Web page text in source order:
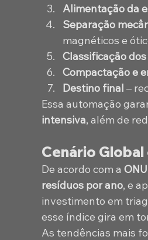
Alimentação da
Separação
magnéticos e
Classificação
Compactação e
Destino final –
Essa automação
intensiva, além de
Cenário
De acordo com a
resíduos por ano, e
investimento em
esse índice gira em
As tendências mais